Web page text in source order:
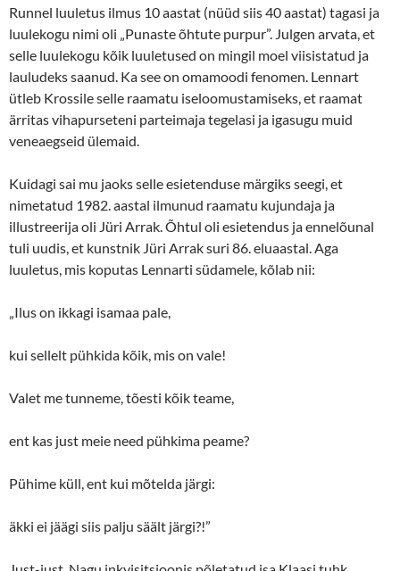
Runnel luuletus ilmus 10 aastat (nüüd siis 40 aastat) tagasi ja
luulekogu nimi oli „Punaste õhtute purpur”. Julgen arvata, et
selle luulekogu kõik luuletused on mingil moel viisistatud ja
lauludeks saanud. Ka see on omamoodi fenomen. Lennart
ütleb Krossile selle raamatu iseloomustamiseks, et raamat
ärritas vihapurseteni parteimaja tegelasi ja igasugu muid
veneaegseid ülemaid.
Kuidagi sai mu jaoks selle esietenduse märgiks seegi, et
nimetatud 1982. aastal ilmunud raamatu kujundaja ja
illustreerija oli Jüri Arrak. Õhtul oli esietendus ja ennelõunal
tuli uudis, et kunstnik Jüri Arrak suri 86. eluaastal. Aga
luuletus, mis koputas Lennarti südamele, kõlab nii:
„Ilus on ikkagi isamaa pale,
kui sellelt pühkida kõik, mis on vale!
Valet me tunneme, tõesti kõik teame,
ent kas just meie need pühkima peame?
Pühime küll, ent kui mõtelda järgi:
äkki ei jäägi siis palju säält järgi?!”